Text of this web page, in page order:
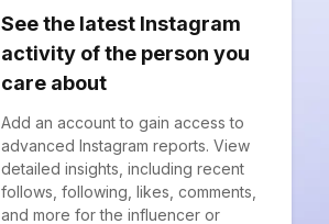
See the latest Instagram
activity of the person you
care about
Add an account to gain access to
advanced Instagram reports. View
detailed insights, including recent
follows, following, likes, comments,
and more for the influencer or